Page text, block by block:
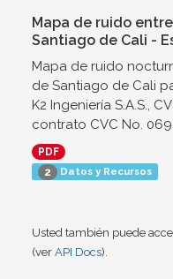
Mapa de ruido
Santiago de Cali -
Mapa de ruido
de Santiago de Cali
K2 Ingeniería S.A.S.,
contrato CVC No.
PDF
2 Datos y Recursos
Usted también puede
(ver API Docs).